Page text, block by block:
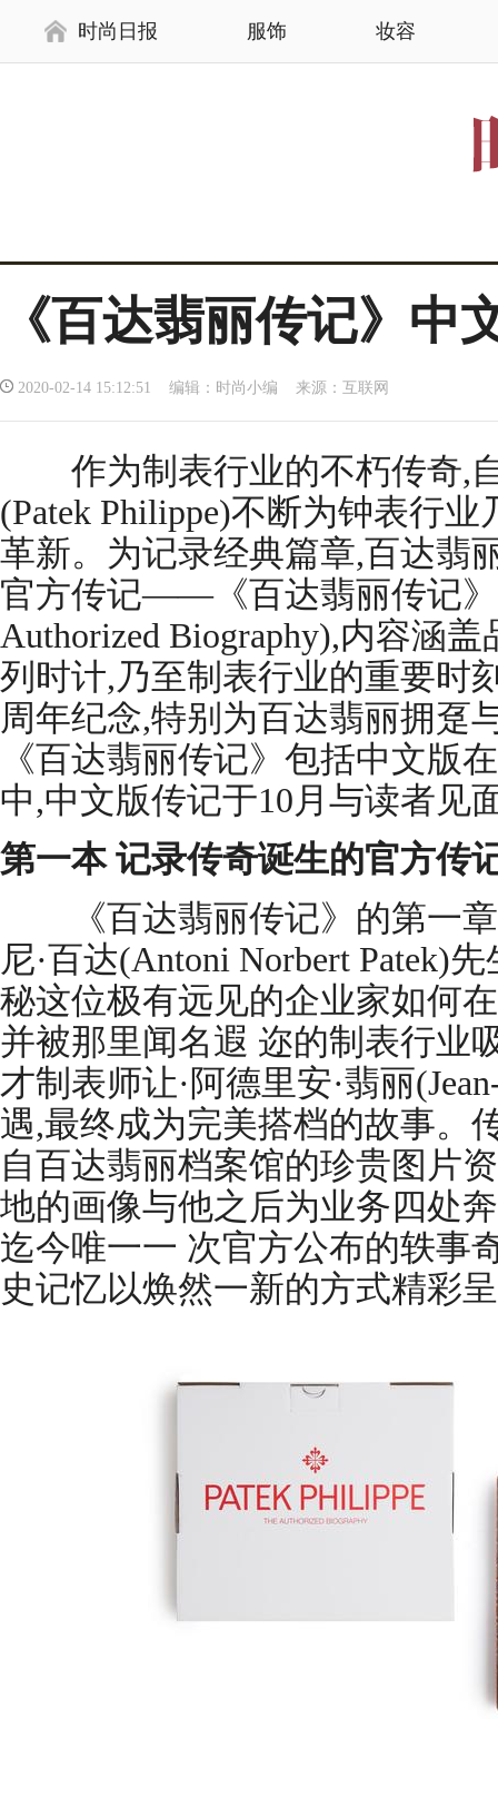
时尚日报 服饰 妆容
《百达翡丽传记》
2020-02-14 15:12:51 编辑：时尚小编 来源：互联网
作为制表行业的不朽传奇,自
(Patek Philippe)不断为钟表行
革新。为记录经典篇章,百达翡
官方传记——《百达翡丽传记》
Authorized Biography),内容涵
列时计,乃至制表行业的重要时
周年纪念,特别为百达翡丽拥趸
《百达翡丽传记》包括中文版
中,中文版传记于10月与读者见
第一本 记录传奇诞生的官方传
《百达翡丽传记》的第一章
尼·百达(Antoni Norbert Patek)
秘这位极有远见的企业家如何
并被那里闻名遐 迩的制表行业
才制表师让·阿德里安·翡丽
遇,最终成为完美搭档的故事。
自百达翡丽档案馆的珍贵图片
地的画像与他之后为业务四处
迄今唯一一 次官方公布的轶事
史记忆以焕然一新的方式精彩